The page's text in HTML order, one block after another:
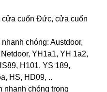
cửa cuốn Đức, cửa cuốn
chóng: Austdoor,
YH1a1, YH 1a2,
H101, YS 189,
HS, HD09, ..
nhanh chóng trong